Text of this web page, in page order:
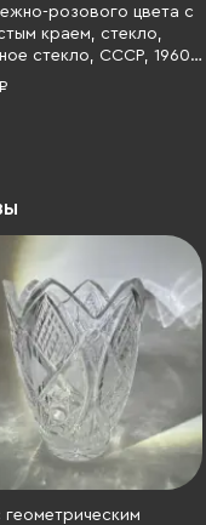
розового цвета с
краем, стекло,
стекло, СССР, 1960-
геометрическим